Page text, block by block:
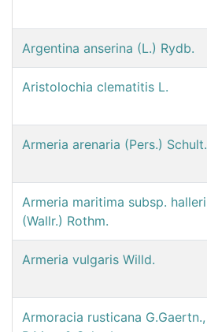
Argentina anserina (L.) Rydb.
Aristolochia clematitis L.
Armeria arenaria (Pers.) Schult.
Armeria maritima subsp. halleri
(Wallr.) Rothm.
Armeria vulgaris Willd.
Armoracia rusticana G.Gaertn.,